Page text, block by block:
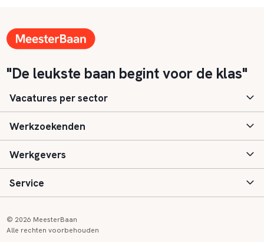
"De leukste baan begint voor de klas"
Vacatures per sector
Basisonderwijs
Speciaal (basis) onderwijs
Voortgezet onderwijs
Werkzoekenden
Aanmelden
Vacatures
Werkgevers
Inloggen
Service
© 2026 MeesterBaan
Alle rechten voorbehouden